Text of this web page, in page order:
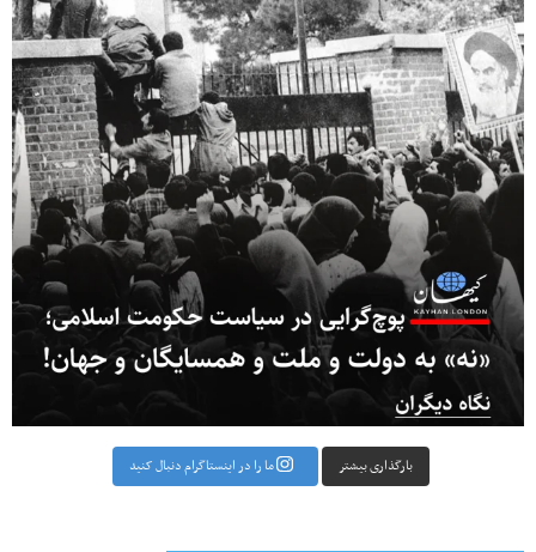
بارگذاری بیشتر ما را در اینستاگرام دنبال کنید